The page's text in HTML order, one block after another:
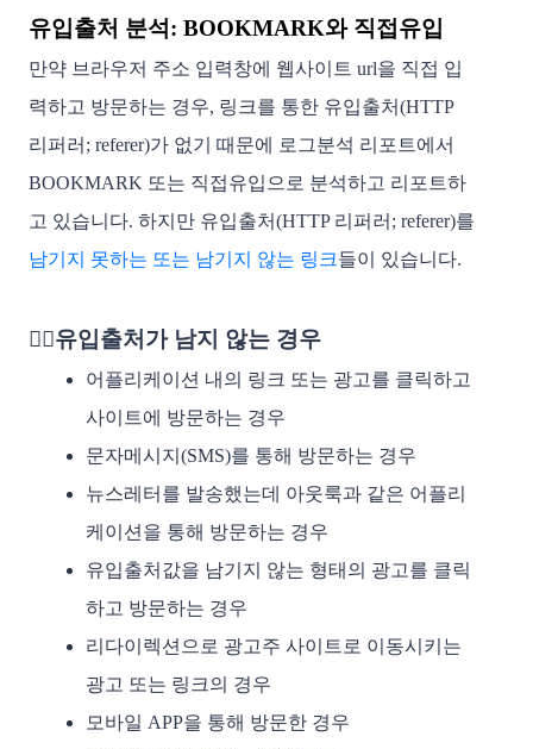
유입출처 분석: BOOKMARK와 직접유입
만약 브라우저 주소 입력창에 웹사이트 url을 직접 입
력하고 방문하는 경우, 링크를 통한 유입출처(HTTP
BOOKMARK 또는 직접유입으로 분석하고 리포트하
고 있습니다.
남기지 못하는 또는 남기지 않는 링크들이 있습니다.
💁‍♀️유입출처가 남지 않는 경우
어플리케이션 내의 링크 또는 광고를 클릭하고
사이트에 방문하는 경우
문자메시지(SMS)를 통해 방문하는 경우
뉴스레터를 발송했는데 아웃룩과 같은 어플리
케이션을 통해 방문하는 경우
유입출처값을 남기지 않는 형태의 광고를 클릭
하고 방문하는 경우
리다이렉션으로 광고주 사이트로 이동시키는
광고 또는 링크의 경우
모바일 APP을 통해 방문한 경우